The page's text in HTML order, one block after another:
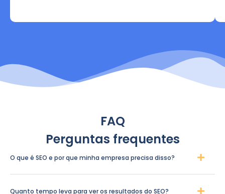
FAQ
Perguntas frequentes
O que é SEO e por que minha empresa precisa disso?
Quanto tempo leva para ver os resultados do SEO?